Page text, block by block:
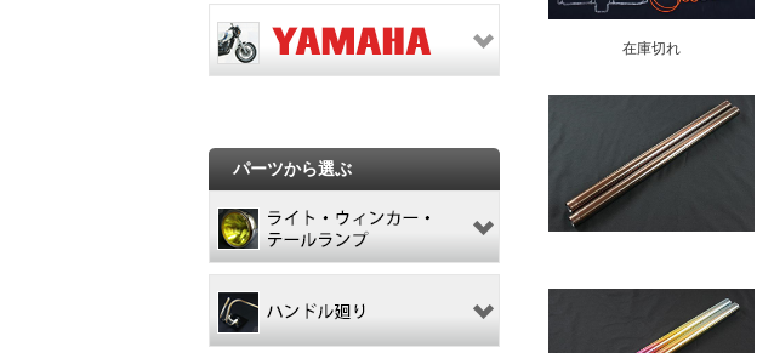
在庫切れ
パーツから選ぶ